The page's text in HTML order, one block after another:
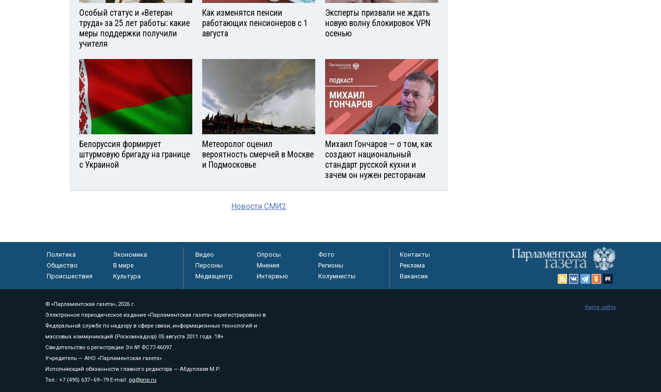
Особый статус и «Ветеран
труда» за 25 лет работы: какие
меры поддержки получили
учителя
Как изменятся пенсии
работающих пенсионеров с 1
августа
Эксперты призвали не ждать
новую волну блокировок VPN
осенью
Белоруссия формирует
штурмовую бригаду на границе
с Украиной
Метеоролог оценил
вероятность смерчей в Москве
и Подмосковье
Михаил Гончаров — о том, как
создают национальный
стандарт русской кухни и
зачем он нужен ресторанам
Новости СМИ2
Политика
Экономика
Общество
В мире
Происшествия
Культура
Видео Опросы
Фото
Персоны
Мнения
Регионы
Медиацентр
Интервью Колумнисты
Контакты
Реклама
Вакансии
© «Парламентская газета», 2026 г.
Электронное периодическое издание «Парламентская газета» зарегистрировано в
Федеральной службе по надзору в сфере связи, информационных технологий и
массовых коммуникаций (Роскомнадзор) 05 августа 2011 года. 18+
Свидетельство о регистрации Эл № ФС77-46097
Учредитель — АНО «Парламентская газета»
Исполняющий обязанности главного редактора — Абдуллаев М.Р.
Тел.: +7 (495) 637–69–79 E-mail: pg@pnp.ru
Карта сайта